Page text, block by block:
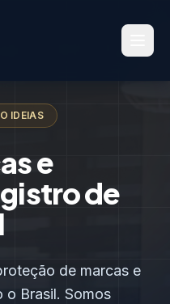
IDEIAS
e
de
de marcas e
o Brasil. Somos